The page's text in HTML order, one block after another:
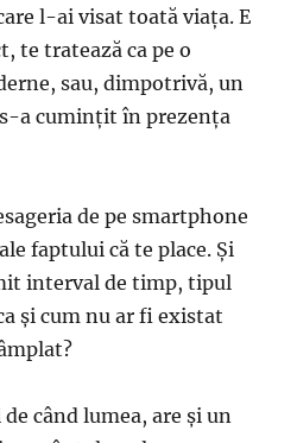
l-ai visat toată viaţa. E
te tratează ca pe o
sau, dimpotrivă, un
s-a cuminţit în prezenţa
de pe smartphone
faptului că te place. Şi
interval de timp, tipul
şi cum nu ar fi existat
când lumea, are şi un